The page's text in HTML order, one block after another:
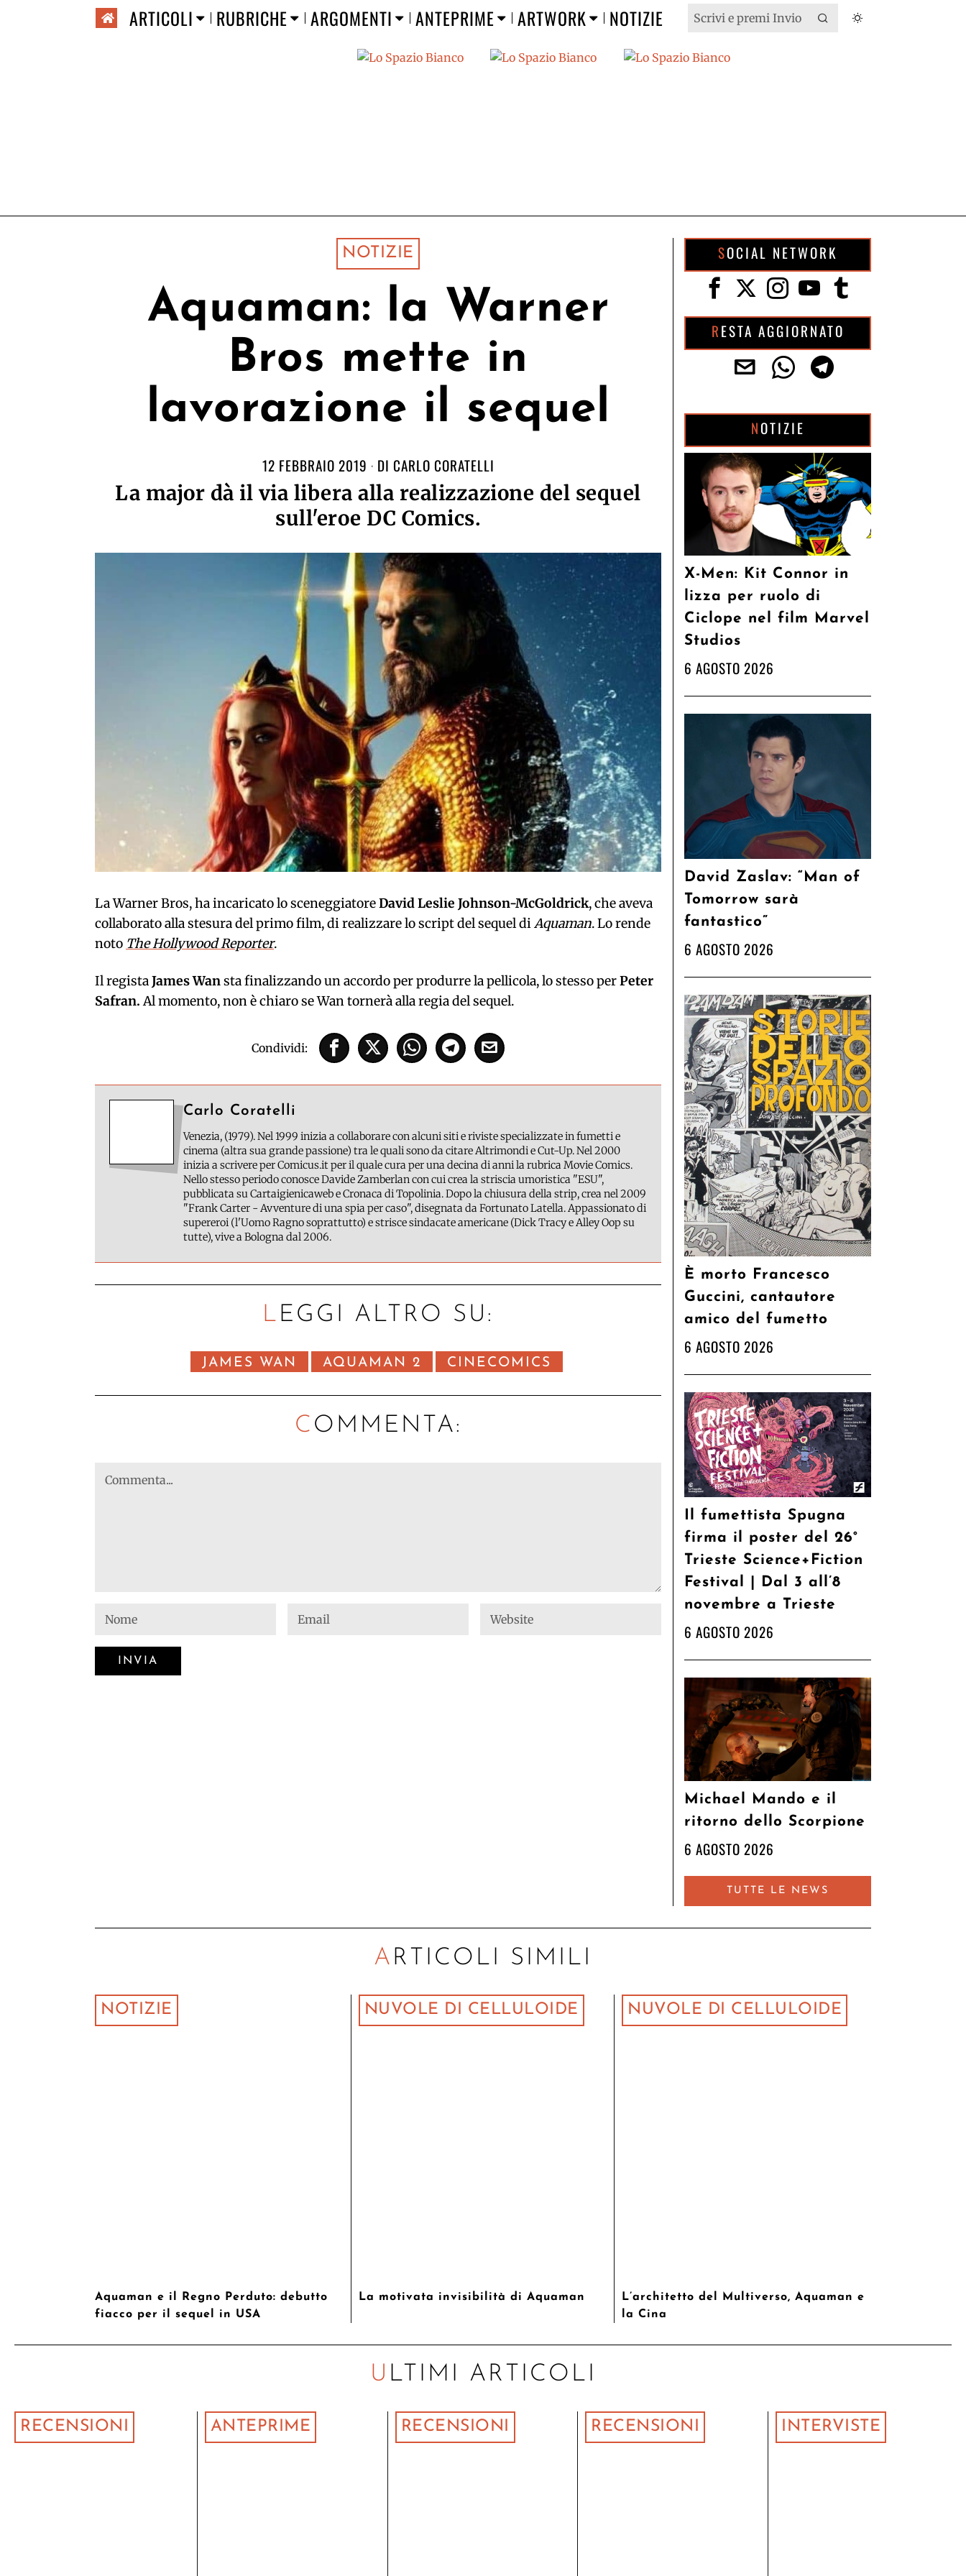
ARTICOLI RUBRICHE ARGOMENTI ANTEPRIME ARTWORK NOTIZIE
NOTIZIE
Aquaman: la Warner
Bros mette in
lavorazione il sequel
12 FEBBRAIO 2019 DI CARLO CORATELLI
La major dà il via libera alla realizzazione del sequel
sull'eroe DC Comics.
La Warner Bros, ha incaricato lo sceneggiatoreDavid Leslie Johnson-McGoldrick, che aveva
collaborato alla stesura del primo film, di realizzare lo script del sequel diAquaman. Lo rende
noto The Hollywood Reporter.
Il registaJames Wansta finalizzando un accordo per produrre la pellicola, lo stesso perPeter
Safran.Al momento, non è chiaro se Wan tornerà alla regia del sequel.
Condividi:
Carlo Coratelli
Venezia, (1979). Nel 1999 inizia a collaborare con alcuni siti e riviste specializzate in fumetti e
cinema (altra sua grande passione) tra le quali sono da citare Altrimondi e Cut-Up. Nel 2000
inizia a scrivere per Comicus.it per il quale cura per una decina di anni la rubrica Movie Comics.
Nello stesso periodo conosce Davide Zamberlan con cui crea la striscia umoristica "ESU",
pubblicata su Cartaigienicaweb e Cronaca di Topolinia. Dopo la chiusura della strip, crea nel 2009
"Frank Carter - Avventure di una spia per caso", disegnata da Fortunato Latella. Appassionato di
supereroi (l'Uomo Ragno soprattutto) e strisce sindacate americane (Dick Tracy e Alley Oop su
tutte), vive a Bologna dal 2006.
LEGGI ALTRO SU:
JAMES WAN AQUAMAN 2 CINECOMICS
C OMMENTA:
SOCIAL NETWORK
RESTA AGGIORNATO
NOTIZIE
X-Men: Kit Connor in
lizza per ruolo di
Ciclope nel film Marvel
Studios
6 AGOSTO 2026
David Zaslav: “Man of
Tomorrow sarà
fantastico”
6 AGOSTO 2026
È morto Francesco
Guccini, cantautore
amico del fumetto
6 AGOSTO 2026
Il fumettista Spugna
firma il poster del 26°
Trieste Science+Fiction
Festival | Dal 3 all’8
novembre a Trieste
6 AGOSTO 2026
Michael Mando e il
ritorno dello Scorpione
6 AGOSTO 2026
TUTTE LE NEWS
ARTICOLI SIMILI
NOTIZIE
Aquaman e il Regno Perduto: debutto
fiacco per il sequel in USA
NUVOLE DI CELLULOIDE
La motivata invisibilità di Aquaman
NUVOLE DI CELLULOIDE
L’architetto del Multiverso, Aquaman e
la Cina
ULTIMI ARTICOLI
RECENSIONI ANTEPRIME RECENSIONI RECENSIONI INTERVISTE